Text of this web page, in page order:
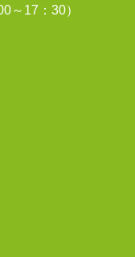
～17：30）